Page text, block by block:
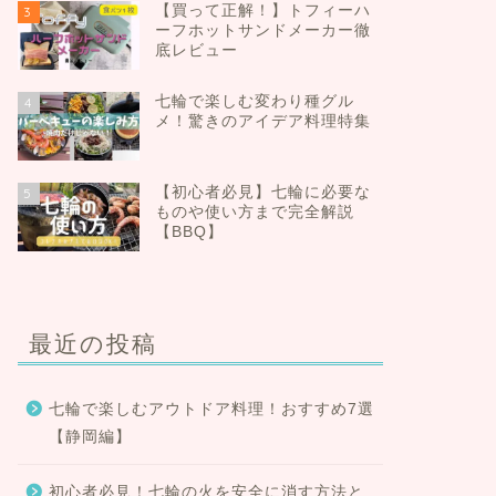
3
【買って正解！】トフィーハ
ーフホットサンドメーカー徹
底レビュー
4
七輪で楽しむ変わり種グル
メ！驚きのアイデア料理特集
5
【初心者必見】七輪に必要な
ものや使い方まで完全解説
【BBQ】
最近の投稿
七輪で楽しむアウトドア料理！おすすめ7選
【静岡編】
初心者必見！七輪の火を安全に消す方法と